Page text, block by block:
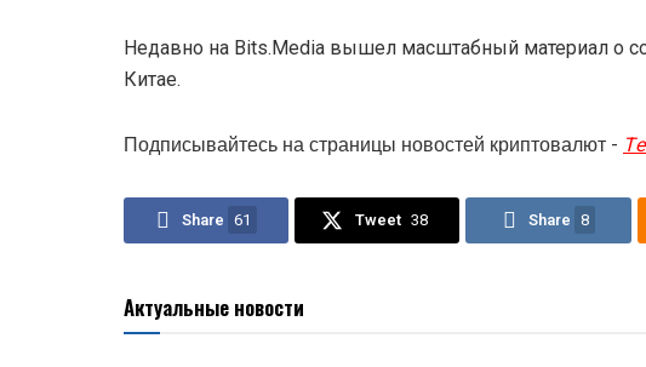
Недавно на Bits.Media вышел масштабный материал о
Китае.
Подписывайтесь на страницы новостей криптовалют -
Share 61 Tweet 38 Share 8
Актуальные новости